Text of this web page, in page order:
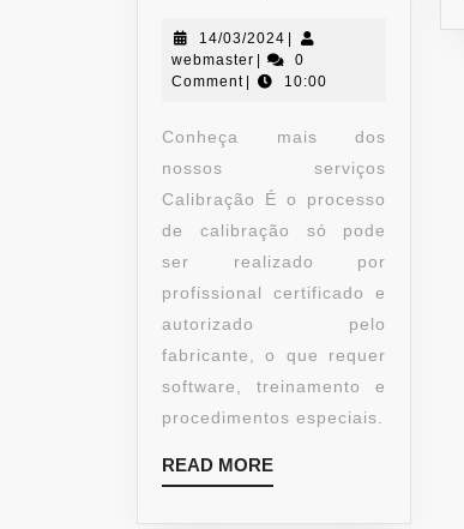
14/03/2024
webmaster
0
Comment
10:00
Conheça mais dos
nossos serviços
Calibração É o processo
de calibração só pode
ser realizado por
profissional certificado e
autorizado pelo
fabricante, o que requer
software, treinamento e
procedimentos especiais.
READ MORE